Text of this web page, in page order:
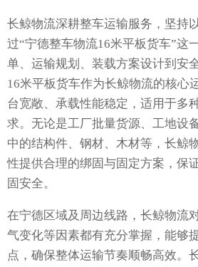
长鲸物流深耕整车运输服务，坚持
过“宁德整车物流16米平板货车”这
单、运输规划、装载方案设计到安
16米平板货车作为长鲸物流的核心
台宽敞、承载性能稳定，适用于多
求。无论是工厂批量货源、工地设
中的结构件、钢材、木材等，长鲸
性提供合理的绑固与固定方案，保
固安全。
在宁德区域及周边线路，长鲸物流
气变化等因素都有充分掌握，能够
点，确保整体运输节奏顺畅高效。